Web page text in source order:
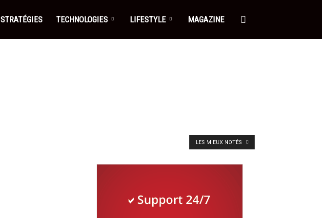
STRATÉGIES TECHNOLOGIES LIFESTYLE MAGAZINE
LES MIEUX NOTÉS